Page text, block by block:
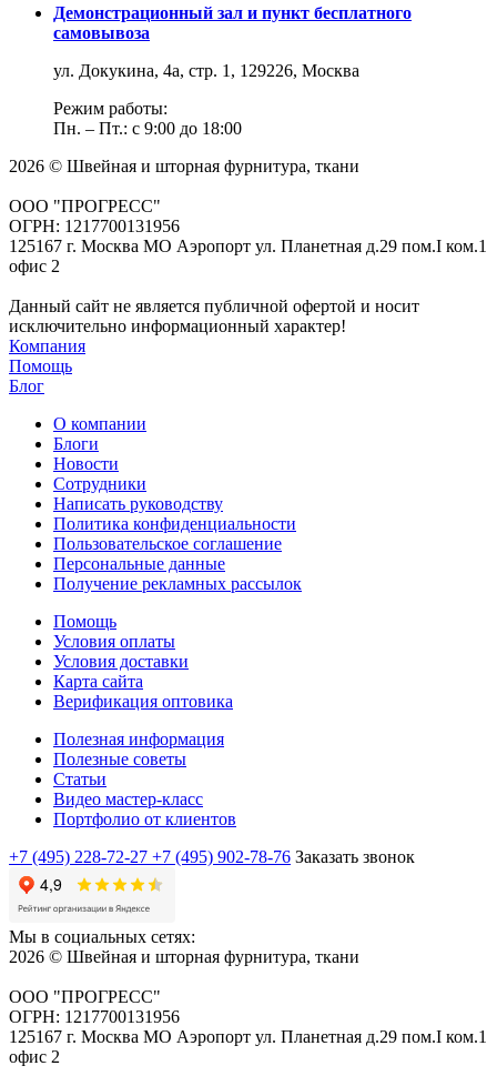
Демонстрационный зал и пункт бесплатного
самовывоза
ул. Докукина, 4а, стр. 1, 129226, Москва
Режим работы:
Пн. – Пт.: с 9:00 до 18:00
2026 © Швейная и шторная фурнитура, ткани
ООО "ПРОГРЕСС"
ОГРН: 1217700131956
125167 г. Москва МО Аэропорт ул. Планетная д.29 пом.I ком.1
офис 2
Данный сайт не является публичной офертой и носит
исключительно информационный характер!
Компания
Помощь
Блог
О компании
Блоги
Новости
Сотрудники
Написать руководству
Политика конфиденциальности
Пользовательское соглашение
Персональные данные
Получение рекламных рассылок
Помощь
Условия оплаты
Условия доставки
Карта сайта
Верификация оптовика
Полезная информация
Полезные советы
Статьи
Видео мастер-класс
Портфолио от клиентов
+7 (495) 228-72-27 +7 (495) 902-78-76 Заказать звонок
Мы в социальных сетях:
2026 © Швейная и шторная фурнитура, ткани
ООО "ПРОГРЕСС"
ОГРН: 1217700131956
125167 г. Москва МО Аэропорт ул. Планетная д.29 пом.I ком.1
офис 2